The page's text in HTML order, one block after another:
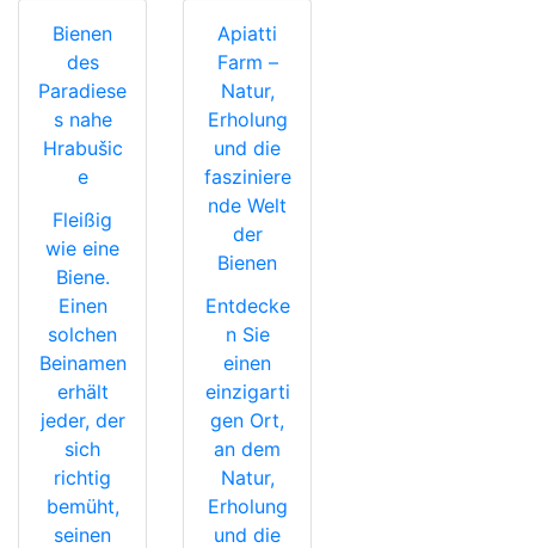
Bienen
des
Paradiese
s nahe
Hrabušic
e
Fleißig
wie eine
Biene.
Einen
solchen
Beinamen
erhält
jeder, der
sich
richtig
bemüht,
seinen
Apiatti
Farm –
Natur,
Erholung
und die
fasziniere
nde Welt
der
Bienen
Entdecke
n Sie
einen
einzigarti
gen Ort,
an dem
Natur,
Erholung
und die